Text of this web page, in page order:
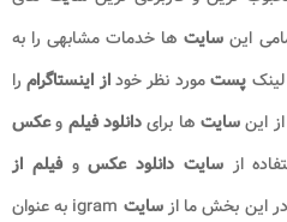
این سایت ها خدمات مشابهی را به
پستمورد نظر خوداز اینستاگرام را
اینسایت ها برایدانلود فیلم وعکس
ازسایت دانلود عکسوفیلم از
در این بخش ما ازسایت
igram به عنوان